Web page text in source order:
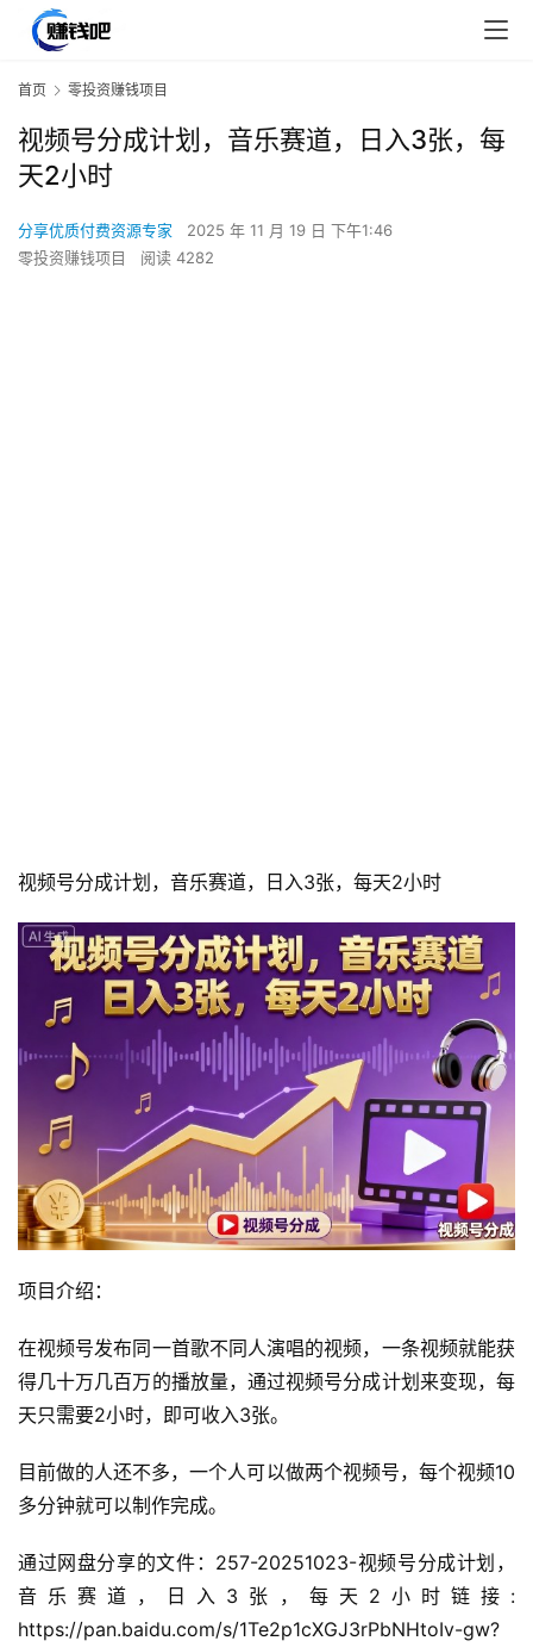
首页 零投资赚钱项目
视频号分成计划，音乐赛道，日入3张，每
天2小时
分享优质付费资源专家
2025 年 11 月 19 日 下午1:46
零投资赚钱项目
阅读 4282
视频号分成计划，音乐赛道，日入3张，每天2小时
项目介绍：
在视频号发布同一首歌不同人演唱的视频，一条视频就能获
得几十万几百万的播放量，通过视频号分成计划来变现，每
天只需要2小时，即可收入3张。
目前做的人还不多，一个人可以做两个视频号，每个视频10
多分钟就可以制作完成。
通过网盘分享的文件：257-20251023-视频号分成计划，
音乐赛道，日入3张，每天2小时链接:
https://pan.baidu.com/s/1Te2p1cXGJ3rPbNHtoIv-gw?